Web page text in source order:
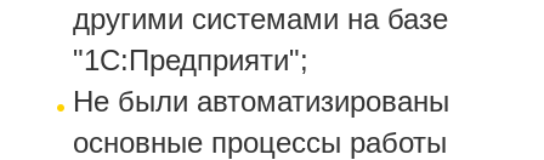
другими системами на базе
"1С:Предприяти";
Не были автоматизированы
основные процессы работы